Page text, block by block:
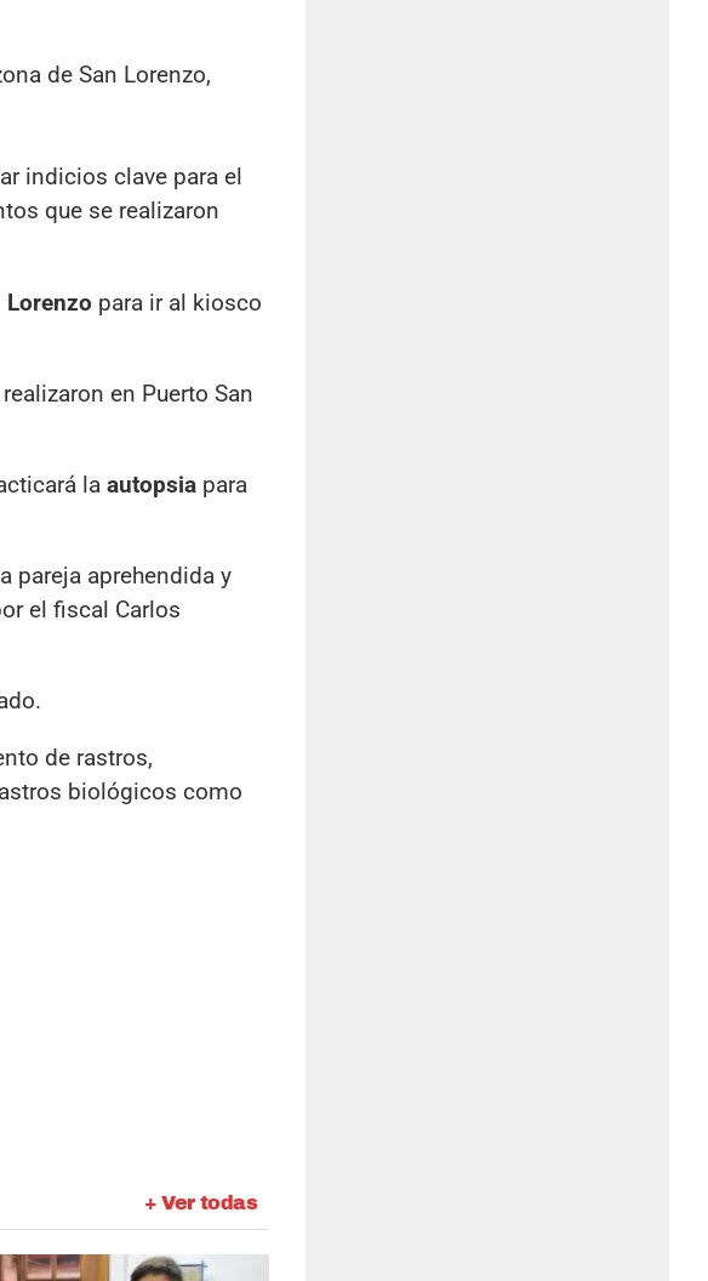
de San Lorenzo,
indicios clave para el
que se realizaron
Lorenzo para ir al kiosco
en Puerto San
la autopsia para
pareja aprehendida y
el fiscal Carlos
de rastros,
biológicos como
+ Ver todas